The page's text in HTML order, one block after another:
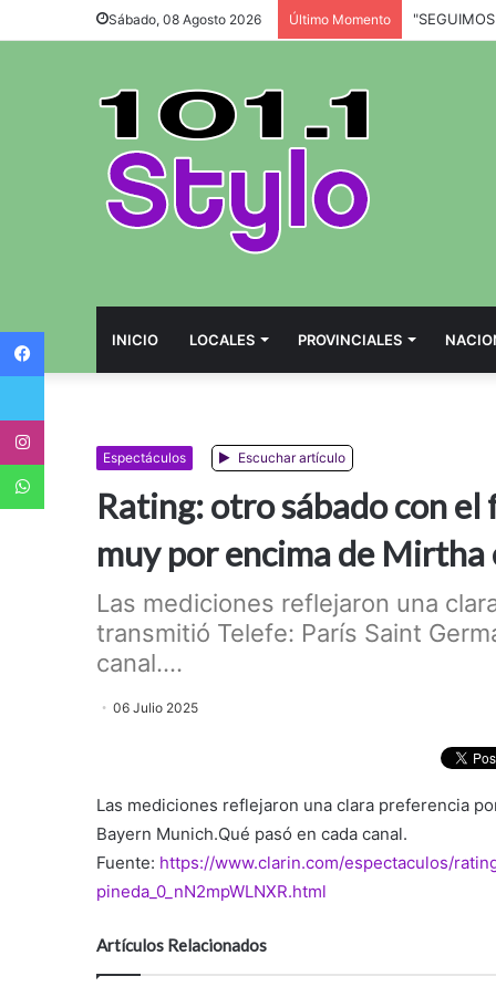
Sábado, 08 Agosto 2026 Último Momento
INICIO LOCALES PROVINCIALES
Espectáculos Escuchar artículo
Rating: otro sábado con
muy por encima de Mirtha
Las mediciones reflejaron una
transmitió Telefe: París Saint
canal....
06 Julio 2025
Las mediciones reflejaron una clara preferencia
Bayern Munich.Qué pasó en cada canal.
Fuente: https://www.clarin.com/espectaculos/
pineda_0_nN2mpWLNXR.html
Artículos Relacionados
Twitter
WhatsApp